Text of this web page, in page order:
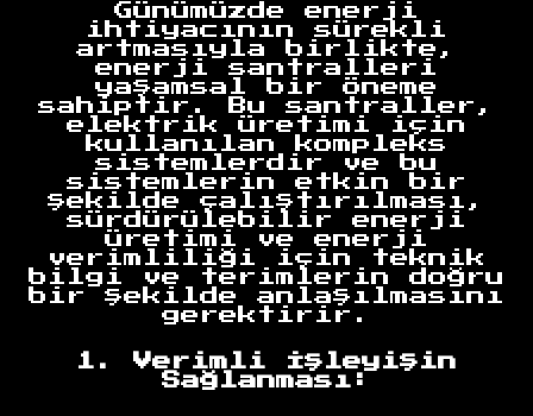
Günümüzde enerji
ihtiyacının sürekli
artmasıyla birlikte,
enerji santralleri
yaşamsal bir öneme
sahiptir. Bu santraller,
elektrik üretimi için
kullanılan kompleks
sistemlerdir ve bu
sistemlerin etkin bir
şekilde çalıştırılması,
sürdürülebilir enerji
üretimi ve enerji
verimliliği için teknik
bilgi ve terimlerin doğru
bir şekilde anlaşılmasını
gerektirir.
1. Verimli İşleyişin
Sağlanması: